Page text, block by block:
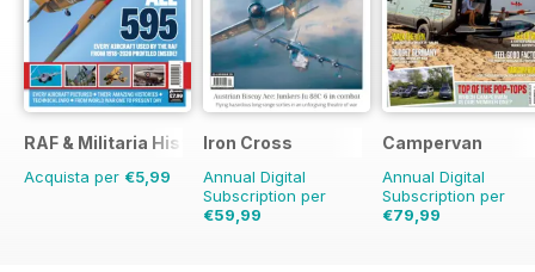
RAF & Militaria History
Acquista per €5,99
Iron Cross
Annual Digital
Subscription per
€59,99
Campervan
Annual Digital
Subscription per
€79,99